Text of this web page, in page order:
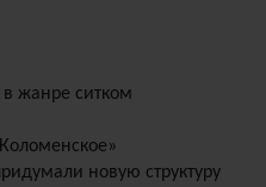
жанре ситком
новую структуру